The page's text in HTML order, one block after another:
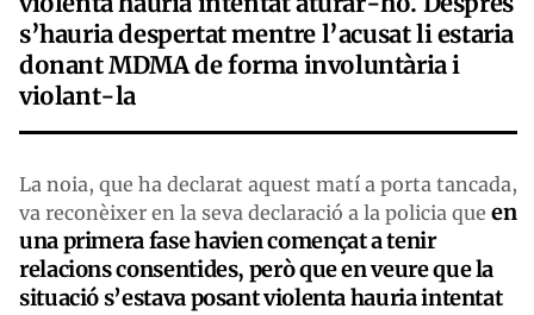
s’hauria despertat mentre l’acusat li estaria
donant MDMA de forma involuntària i
violant-la
La noia, que ha declarat aquest matí a porta tancada,
va reconèixer en la seva declaració a la policia que en
una primera fase havien començat a tenir
relacions consentides, però que en veure que la
situació s’estava posant violenta hauria intentat